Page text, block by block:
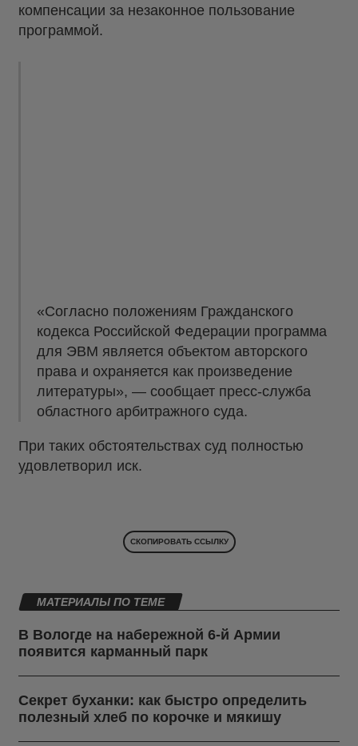
компенсации за незаконное пользование
программой.
«Согласно положениям Гражданского
кодекса Российской Федерации программа
для ЭВМ является объектом авторского
права и охраняется как произведение
литературы», — сообщает пресс-служба
областного арбитражного суда.
При таких обстоятельствах суд полностью
удовлетворил иск.
СКОПИРОВАТЬ ССЫЛКУ
МАТЕРИАЛЫ ПО ТЕМЕ
В Вологде на набережной 6-й Армии
появится карманный парк
Секрет буханки: как быстро определить
полезный хлеб по корочке и мякишу